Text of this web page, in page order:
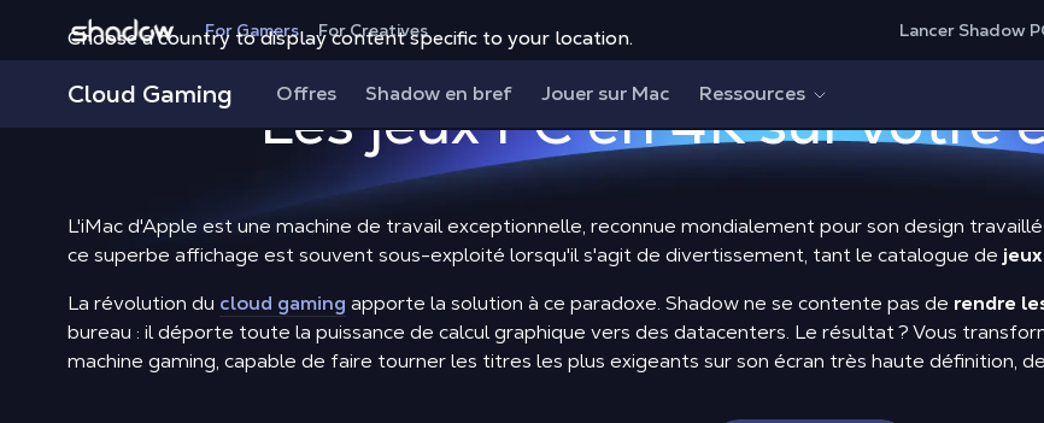
Choose a country to display content specific to your location.
Shadow.tech For Gamers For Creatives Lancer Shadow
Cloud Gaming Offres Shadow en bref Jouer sur Mac Ressources
Jeux pour iMac:
Les jeux PC en 4K sur votre
L'iMac d'Apple est une machine de travail exceptionnelle, reconnue mondialement pour son design
ce superbe affichage est souvent sous-exploité lorsqu'il s'agit de divertissement, tant le catalogue de
La révolution du cloud gaming apporte la solution à ce paradoxe. Shadow ne se contente pas de rendre
bureau : il déporte toute la puissance de calcul graphique vers des datacenters. Le résultat ? Vous
machine gaming, capable de faire tourner les titres les plus exigeants sur son écran très haute définition,